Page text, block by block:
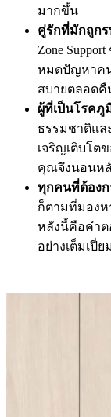
มากขึ้น
คู่รักที่มักถูก
Zone
หมดปัญหาค
สบายตลอดคื
ผู้ที่เป็นโรคภู
ธรรมชาติแล
เจริญเติบโต
คุณจึงนอนหลั
ทุกคนที่ต้อง
ก็ตามที่มองห
หลังนี้คือคำต
อย่างเต็มเปี่